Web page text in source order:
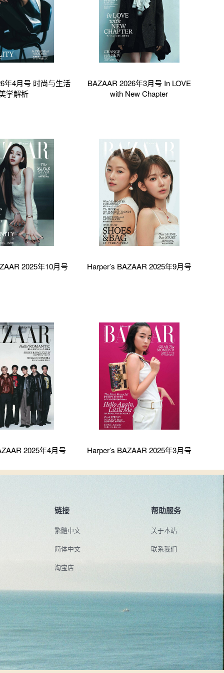
年4月号 时尚与生活
学解析
BAZAAR 2026年3月号 In LOVE
with New Chapter
2025年10月号 Harper’s BAZAAR 2025年9月号
2025年4月号 Harper’s BAZAAR 2025年3月号
链接
繁體中文
简体中文
淘宝店
帮助服务
关于本站
联系我们